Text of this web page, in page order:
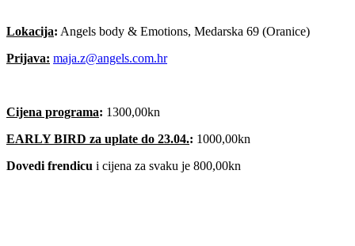
Lokacija: Angels body & Emotions, Medarska 69 (Oranice)
Prijava: maja.z@angels.com.hr
Cijena programa: 1300,00kn
EARLY BIRD za uplate do 23.04.: 1000,00kn
Dovedi frendicu i cijena za svaku je 800,00kn